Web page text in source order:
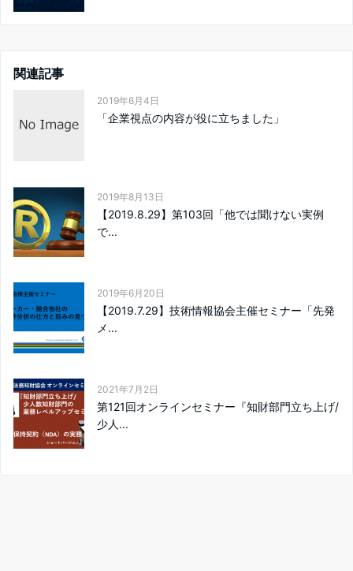
関連記事
2019年6月4日
「企業視点の内容が役に立ちました」
2019年8月13日
【2019.8.29】第103回「他では聞けない実例
で...
2019年6月20日
【2019.7.29】技術情報協会主催セミナー「先発
メ...
2021年7月2日
第121回オンラインセミナー『知財部門立ち上げ/
少人...